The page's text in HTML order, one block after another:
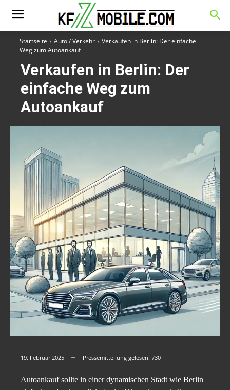
Startseite Auto / Verkehr
Verkaufen in Berlin: Der einfache
Weg zum Autoankauf
Verkaufen in Berlin: Der
einfache Weg zum
Autoankauf
19. Februar 2025 Pressemitteilung gelesen: 730
Autoankauf sollte in einer dynamischen Stadt wie Berlin